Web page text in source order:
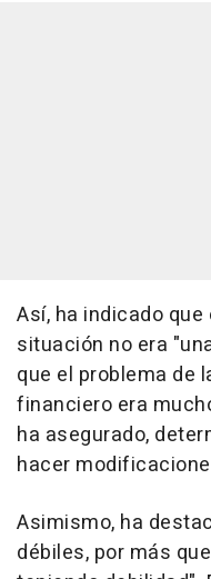
Así, ha indicado
situación no era
que el problema de
financiero era
ha asegurado,
hacer
Asimismo, ha
débiles, por más